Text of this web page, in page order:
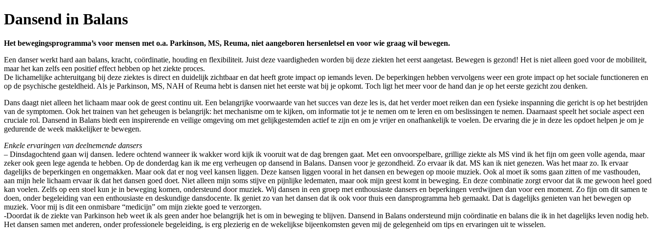
Dansend in Balans
Het bewegingsprogramma’s voor mensen met o.a. Parkinson, MS, Reuma, niet aangeboren hersenletsel en voor wie graag wil bewegen.
Een danser werkt hard aan balans, kracht, coördinatie, houding en flexibiliteit. Juist deze vaardigheden worden bij deze ziekten het eerst aangetast. Bewegen is gezond! Het is niet alleen goed voor de mobiliteit,
maar het kan zelfs een positief effect hebben op het ziekte proces.
De lichamelijke achteruitgang bij deze ziektes is direct en duidelijk zichtbaar en dat heeft grote impact op iemands leven. De beperkingen hebben vervolgens weer een grote impact op het sociale functioneren en
op de psychische gesteldheid. Als je Parkinson, MS, NAH of Reuma hebt is dansen niet het eerste wat bij je opkomt. Toch ligt het meer voor de hand dan je op het eerste gezicht zou denken.
Dans daagt niet alleen het lichaam maar ook de geest continu uit. Een belangrijke voorwaarde van het succes van deze les is, dat het verder moet reiken dan een fysieke inspanning die gericht is op het bestrijden
van de symptomen. Ook het trainen van het geheugen is belangrijk: het mechanisme om te kijken, om informatie tot je te nemen om te leren en om beslissingen te nemen. Daarnaast speelt het sociale aspect een
cruciale rol. Dansend in Balans biedt een inspirerende en veilige omgeving om met gelijkgestemden actief te zijn en om je vrijer en onafhankelijk te voelen. De ervaring die je in deze les opdoet helpen je om je
gedurende de week makkelijker te bewegen.
Enkele ervaringen van deelnemende dansers
– Dinsdagochtend gaan wij dansen. Iedere ochtend wanneer ik wakker word kijk ik vooruit wat de dag brengen gaat. Met een onvoorspelbare, grillige ziekte als MS vind ik het fijn om geen volle agenda, maar
zeker ook geen lege agenda te hebben. Op de donderdag kan ik me erg verheugen op dansend in Balans. Dansen voor je gezondheid. Zo ervaar ik dat. MS kan ik niet genezen. Was het maar zo. Ik ervaar
dagelijks de beperkingen en ongemakken. Maar ook dat er nog veel kansen liggen. Deze kansen liggen vooral in het dansen en bewegen op mooie muziek. Ook al moet ik soms gaan zitten of me vasthouden,
aan mijn hele lichaam ervaar ik dat het dansen goed doet. Niet alleen mijn soms stijve en pijnlijke ledematen, maar ook mijn geest komt in beweging. En deze combinatie zorgt ervoor dat ik me gewoon heel goed
kan voelen. Zelfs op een stoel kun je in beweging komen, ondersteund door muziek. Wij dansen in een groep met enthousiaste dansers en beperkingen verdwijnen dan voor een moment. Zo fijn om dit samen te
doen, onder begeleiding van een enthousiaste en deskundige dansdocente. Ik geniet zo van het dansen dat ik ook voor thuis een dansprogramma heb gemaakt. Dat is dagelijks genieten van het bewegen op
muziek. Voor mij is dit een onmisbare “medicijn” om mijn ziekte goed te verzorgen.
-Doordat ik de ziekte van Parkinson heb weet ik als geen ander hoe belangrijk het is om in beweging te blijven. Dansend in Balans ondersteund mijn coördinatie en balans die ik in het dagelijks leven nodig heb.
Het dansen samen met anderen, onder professionele begeleiding, is erg plezierig en de wekelijkse bijeenkomsten geven mij de gelegenheid om tips en ervaringen uit te wisselen.